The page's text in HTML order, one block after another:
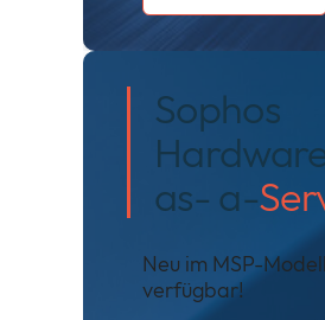
Sophos
as- a-
Neu im MSP-Modell
verfügbar!